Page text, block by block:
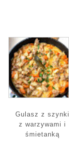
Gulasz z szynki
z warzywami i
śmietanką